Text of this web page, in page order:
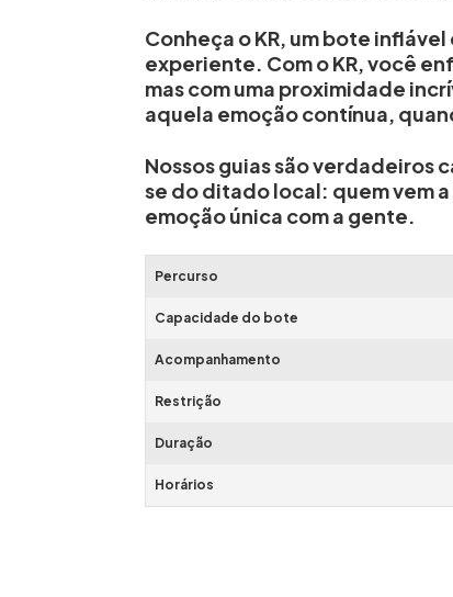
Conheça oKR, um bote
experiente. Com o KR, você
mas com uma proximidade
aquela emoção contínua,
Nossos guias são verdadeiros
se do ditado local: quem vem
emoção única com a gente.
Percurso
Capacidade do bote
Acompanhamento
Restrição
Duração
Horários